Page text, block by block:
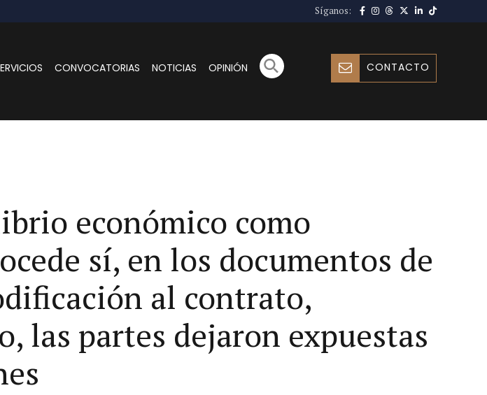
Síganos:
CONTACTO
CONVOCATORIAS NOTICIAS OPINIÓN
económico como
sí, en los documentos de
al contrato,
las partes dejaron expuestas